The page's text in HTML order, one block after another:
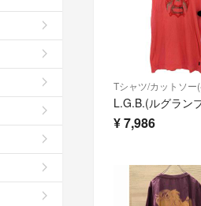
¥7,986